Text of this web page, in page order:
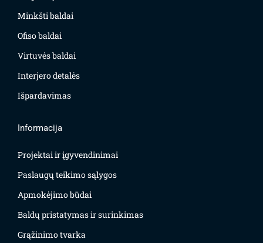
Minkšti baldai
Ofiso baldai
Virtuvės baldai
Interjero detalės
Išpardavimas
Informacija
Projektai ir įgyvendinimai
Paslaugų teikimo sąlygos
Apmokėjimo būdai
Baldų pristatymas ir surinkimas
Grąžinimo tvarka